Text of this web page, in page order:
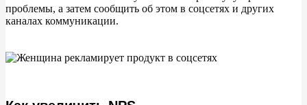
проблемы, а затем сообщить об этом в соцсетях и других
каналах коммуникации.